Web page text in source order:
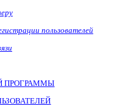
пользователей
ПРОГРАММЫ